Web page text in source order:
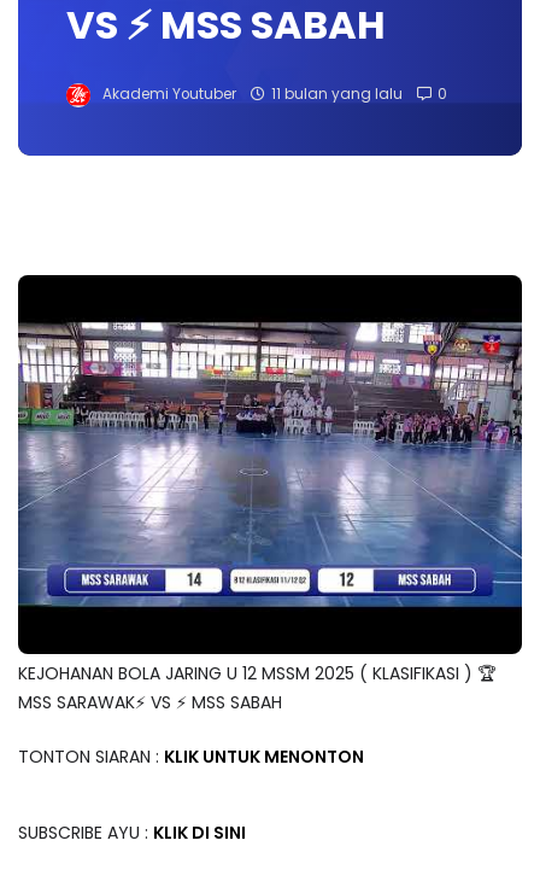
VS ⚡️ MSS SABAH
Akademi Youtuber 11 bulan yang lalu 0
KEJOHANAN BOLA JARING U 12 MSSM 2025 ( KLASIFIKASI ) 🏆
MSS SARAWAK⚡️ VS ⚡️ MSS SABAH
TONTON SIARAN : KLIK UNTUK MENONTON
SUBSCRIBE AYU : KLIK DI SINI